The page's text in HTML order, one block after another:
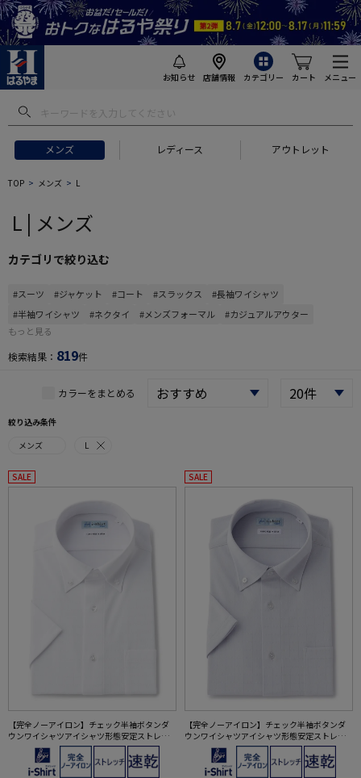
お知らせ 店舗情報 カテゴリー カート メニュー
メンズ レディース アウトレット
フトにおすすめ #セットアップ スーツ
TOP メンズ L
L | メンズ
カテゴリで絞り込む
#スーツ #ジャケット #コート #スラックス
#長袖ワイシャツ
#半袖ワイシャツ
#ネクタイ #メンズフォーマル
#カジュアルアウター
もっと見る
検索結果： 819件
カラーをまとめる
絞り込み条件
メンズ
L
SALE
【完全ノーアイロン】チェック半袖ボタンダ
ウンワイシャツアイシャツ形態安定ストレッ
チ吸水速乾春夏
SALE
【完全ノーアイロン】チェック半袖ボタンダ
ウンワイシャツアイシャツ形態安定ストレッ
チ吸水速乾春夏